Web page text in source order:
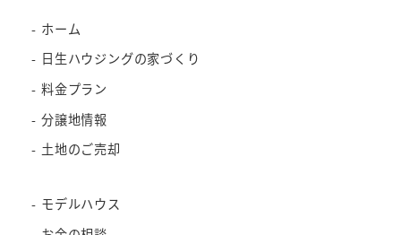
ホーム
日生ハウジングの家づくり
料金プラン
分譲地情報
土地のご売却
モデルハウス